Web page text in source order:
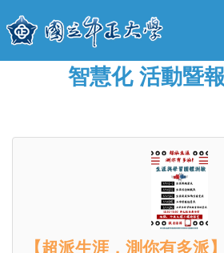
智慧化 活動暨
【超派生涯，測你有多派